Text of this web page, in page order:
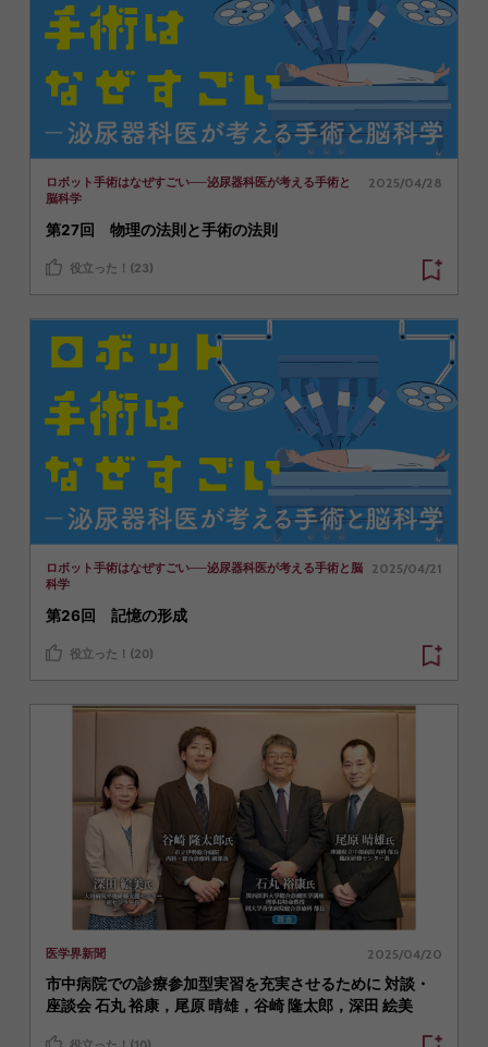
ロボット手術はなぜすごい──泌尿器科医が考える手術と
脳科学
2025/04/28
第27回 物理の法則と手術の法則
役立った！(23)
ロボット手術はなぜすごい──泌尿器科医が考える手術と脳
科学
2025/04/21
第26回 記憶の形成
役立った！(20)
医学界新聞 2025/04/20
市中病院での診療参加型実習を充実させるために 対談・
座談会 石丸 裕康，尾原 晴雄，谷崎 隆太郎，深田 絵美